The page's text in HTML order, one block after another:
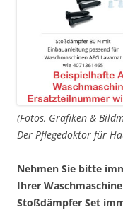
(Fotos, Grafiken &
Der Pflegedoktor für
Nehmen Sie bitte
Ihrer
Stoßdämpfer Set